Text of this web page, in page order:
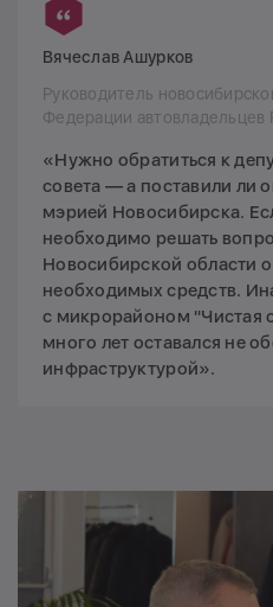
Вячеслав Ашурков
Руководитель
Федерации автовладельцев
«Нужно обратиться к
совета — а поставили ли
мэрией Новосибирска.
необходимо решать
Новосибирской области
необходимых средств.
с микрорайоном "Чистая
много лет оставался не
инфраструктурой».